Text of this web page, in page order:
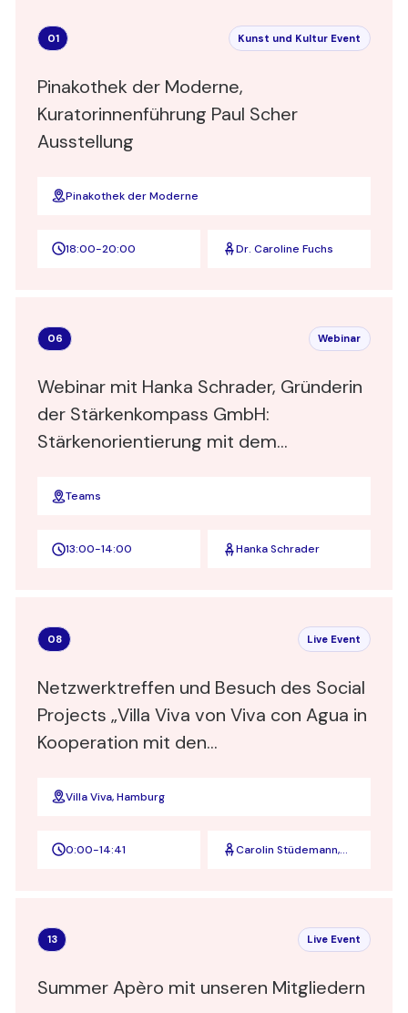
01 Kunst und Kultur Event
Pinakothek der Moderne,
Kuratorinnenführung Paul Scher
Ausstellung
Pinakothek der Moderne
18:00-20:00 Dr. Caroline Fuchs
06 Webinar
Webinar mit Hanka Schrader, Gründerin
der Stärkenkompass GmbH:
Stärkenorientierung mit dem
Teams
13:00-14:00 Hanka Schrader
08 Live Event
Netzwerktreffen und Besuch des Social
Projects „Villa Viva von Viva con Agua in
Kooperation mit den
Villa Viva, Hamburg
0:00-14:41
Carolin Stüdemann,
13 Live Event
Summer Apèro mit unseren Mitgliedern